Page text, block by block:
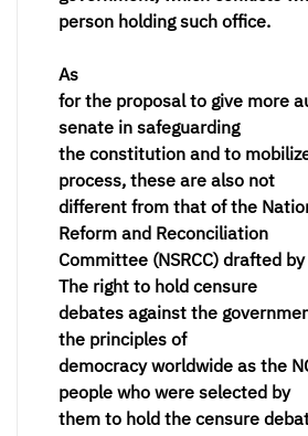
person holding such office.
As
for the proposal to give more
senate in safeguarding
the constitution and to
process, these are also not
different from that of the
Reform and Reconciliation
Committee (NSRCC) drafted
The right to hold censure
debates against the
the principles of
democracy worldwide as the
people who were selected by
them to hold the censure